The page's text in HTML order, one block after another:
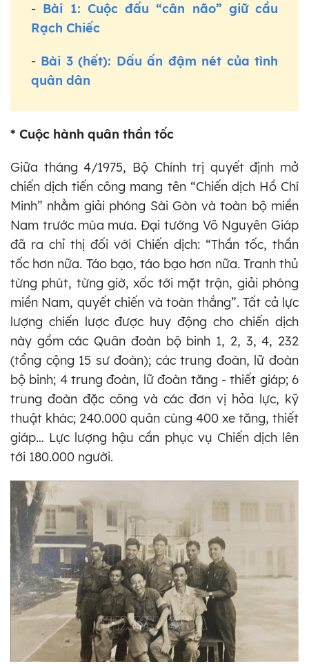
- Bài 1: Cuộc đấu “cân não” giữ cầu
Rạch Chiếc
- Bài 3 (hết): Dấu ấn đậm nét của tình
quân dân
* Cuộc hành quân thần tốc
Giữa tháng 4/1975, Bộ Chính trị quyết định mở
chiến dịch tiến công mang tên “Chiến dịch Hồ Chí
Minh” nhằm giải phóng Sài Gòn và toàn bộ miền
Nam trước mùa mưa. Đại tướng Võ Nguyên Giáp
đã ra chỉ thị đối với Chiến dịch: “Thần tốc, thần
tốc hơn nữa. Táo bạo, táo bạo hơn nữa. Tranh thủ
từng phút, từng giờ, xốc tới mặt trận, giải phóng
miền Nam, quyết chiến và toàn thắng”. Tất cả lực
lượng chiến lược được huy động cho chiến dịch
này gồm các Quân đoàn bộ binh 1, 2, 3, 4, 232
(tổng cộng 15 sư đoàn); các trung đoàn, lữ đoàn
bộ binh; 4 trung đoàn, lữ đoàn tăng - thiết giáp; 6
trung đoàn đặc công và các đơn vị hỏa lực, kỹ
thuật khác; 240.000 quân cùng 400 xe tăng, thiết
giáp… Lực lượng hậu cần phục vụ Chiến dịch lên
tới 180.000 người.